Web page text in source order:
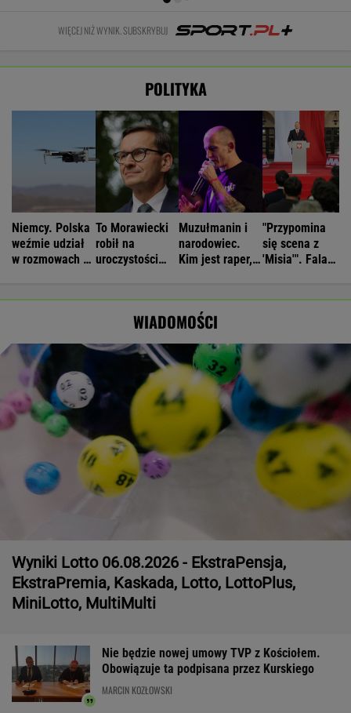
WIĘCEJ NIŻ WYNIK. SUBSKRYBUJ
POLITYKA
Niemcy. Polska
weźmie udział
w rozmowach o
To Morawiecki
robił na
uroczystości
Muzułmanin i
narodowiec.
Kim jest raper,
"Przypomina
się scena z
'Misia'". Fala
WIADOMOŚCI
Wyniki Lotto 06.08.2026 - EkstraPensja,
EkstraPremia, Kaskada, Lotto, LottoPlus,
MiniLotto, MultiMulti
Nie będzie nowej umowy TVP z Kościołem.
Obowiązuje ta podpisana przez Kurskiego
MARCIN KOZŁOWSKI